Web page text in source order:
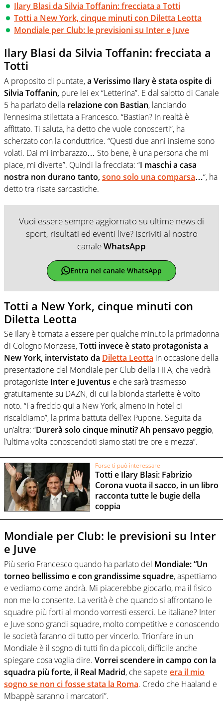
Ilary Blasi da Silvia Toffanin: frecciata a Totti
Totti a New York, cinque minuti con Diletta Leotta
Mondiale per Club: le previsioni su Inter e Juve
Ilary Blasi da Silvia Toffanin: frecciata a
Totti
A proposito di puntate,a Verissimo Ilary è stata ospite di
Silvia Toffanin, pure lei ex “Letterina”. E dal salotto di Canale
5 ha parlato della relazione con Bastian, lanciando
l’ennesima stilettata a Francesco. “Bastian? In realtà è
affittato. Ti saluta, ha detto che vuole conoscerti”, ha
scherzato con la conduttrice. “Questi due anni insieme sono
volati. Dai mi imbarazzo… Sto bene, è una persona che mi
piace, mi diverte”. Quindi la frecciata: “I maschi a casa
nostra non durano tanto,sono solo una comparsa…“, ha
detto tra risate sarcastiche.
Vuoi essere sempre aggiornato su ultime news di
sport, risultati ed eventi live? Iscriviti al nostro
canaleWhatsApp
Entra nel canale WhatsApp
Totti a New York, cinque minuti con
Diletta Leotta
Se Ilary è tornata a essere per qualche minuto la primadonna
di Cologno Monzese,Totti invece è stato protagonista a
New York, intervistato da Diletta Leotta in occasione della
presentazione del Mondiale per Club della FIFA, che vedrà
protagoniste Inter e Juventus e che sarà trasmesso
gratuitamente su DAZN, di cui la bionda starlette è volto
noto. “Fa freddo qui a New York, almeno in hotel ci
riscaldiamo”, la prima battuta dell’ex Pupone. Seguita da
un’altra: “Durerà solo cinque minuti? Ah pensavo peggio,
l’ultima volta conoscendoti siamo stati tre ore e mezza”.
Forse ti può interessare
Totti e Ilary Blasi: Fabrizio
Corona vuota il sacco, in un libro
racconta tutte le bugie della
coppia
Mondiale per Club: le previsioni su Inter
e Juve
Più serio Francesco quando ha parlato del Mondiale: “Un
torneo bellissimo e con grandissime squadre, aspettiamo
e vediamo come andrà. Mi piacerebbe giocarlo, ma il fisico
non me lo consente. La verità è che quando si affrontano le
squadre più forti al mondo vorresti esserci. Le italiane? Inter
e Juve sono grandi squadre, molto competitive e conoscendo
le società faranno di tutto per vincerlo. Trionfare in un
Mondiale è il sogno di tutti fin da piccoli, difficile anche
spiegare cosa voglia dire. Vorrei scendere in campo con la
squadra più forte, il Real Madrid, che sapete era il mio
sogno se non ci fosse stata la Roma. Credo che Haaland e
Mbappè saranno i marcatori”.